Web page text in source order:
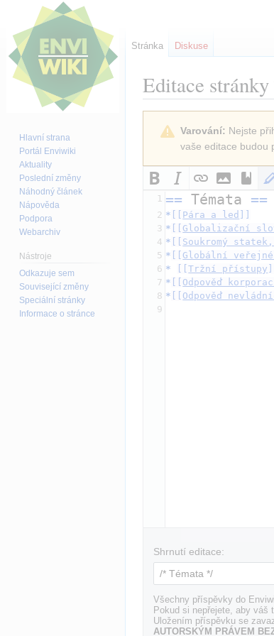
Editace stránky
vyhledávání
Varování: Nejste
vaše editace budou
1 == Témata ==
2 * Pára a led
3 * Globalizační
4 * Soukromý
5 * Globální
6 * [[Tržní přístupy
7 * Odpověď
8 * Odpověď
9
Shrnutí editace:
Všechny příspěvky do
Pokud si nepřejete, aby váš
Uložením příspěvku se
AUTORSKÝM PRÁVEM
Stránka Diskuse
Hlavní strana
Portál Enviwiki
Aktuality
Poslední změny
Náhodný článek
Nápověda
Podpora
Webarchiv
Nástroje
Odkazuje sem
Související změny
Speciální stránky
Informace o stránce